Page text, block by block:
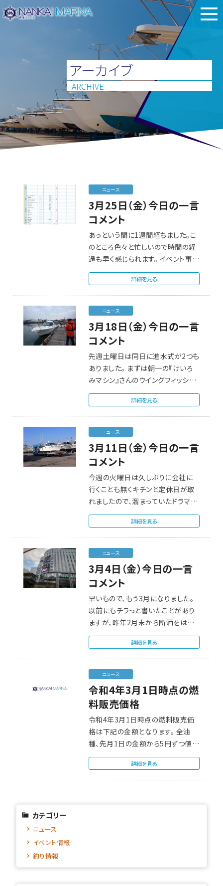
アーカイブ
ARCHIVE
ニュース
3月25日（金）今日の一言
コメント
あっという間に1週間経ちました。こ
のところ色々と忙しいので時間の経
過も早く感じられます。 イベント事で
は…
詳細を見る
ニュース
3月18日（金）今日の一言
コメント
先週土曜日は同日に進水式が2つも
ありました。 まずは朝一の『けいろ
みマシン』さんのウイングフィッシャ
ー2…
詳細を見る
ニュース
3月11日（金）今日の一言
コメント
今週の火曜日は久しぶりに会社に
行くことも無くキチンと定休日が取
れましたので、溜まっていたドラマ録
画を観てドラム…
詳細を見る
ニュース
3月4日（金）今日の一言
コメント
早いもので、もう3月になりました。
以前にもチラっと書いたことがあり
ますが、昨年2月末から断酒をはじ
めて…
詳細を見る
ニュース
令和4年3月1日時点の燃
料販売価格
令和4年3月1日時点の燃料販売価
格は下記の金額となります。 全油
種、先月1日の金額から5円ずつ値上
がりしてい…
詳細を見る
カテゴリー
ニュース
イベント情報
釣り情報